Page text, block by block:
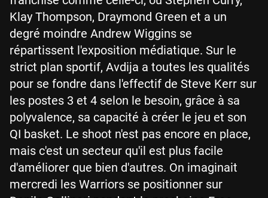
Klay Thompson, Draymond Green et a un
degré moindre Andrew Wiggins se
répartissent l'exposition médiatique. Sur le
strict plan sportif, Avdija a toutes les qualités
pour se fondre dans l'effectif de Steve Kerr sur
les postes 3 et 4 selon le besoin, grâce à sa
polyvalence, sa capacité à créer le jeu et son
QI basket. Le shoot n'est pas encore en place,
mais c'est un secteur qu'il est plus facile
d'améliorer que bien d'autres. On imaginait
mercredi les Warriors se positionner sur